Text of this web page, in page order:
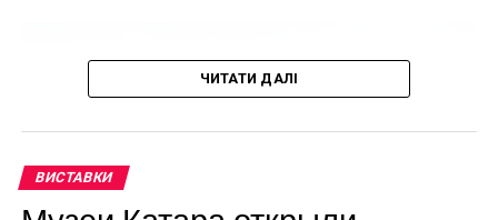
директор і куратор музею, за підтримки Bourlet Art
Ще одним помітним аспектом ярмарку був
Artsy.net, офіційний онлайн-партнер PBM+C, який
дозволив колекціонерам та любителям мистецтва
ЧИТАТИ ДАЛІ
ВИСТАВКИ